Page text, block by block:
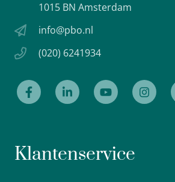
1015 BN Amsterdam
info@pbo.nl
(020) 6241934
Klantenservice